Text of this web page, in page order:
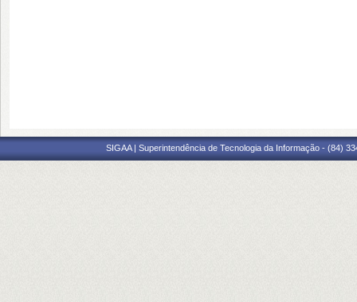
SIGAA | Superintendência de Tecnologia da Informação - (84)